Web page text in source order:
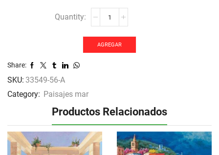
AGREGAR
Share:
SKU: 33549-56-A
Category: Paisajes mar
Productos Relacionados